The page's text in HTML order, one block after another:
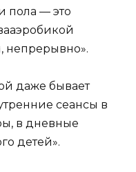
пола — это
непрерывно».
даже бывает
сеансы в
в дневные
детей».